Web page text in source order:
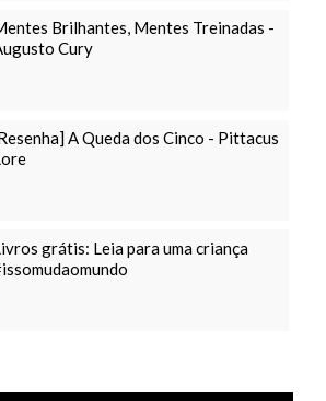
Brilhantes, Mentes Treinadas -
Cury
A Queda dos Cinco - Pittacus
grátis: Leia para uma criança